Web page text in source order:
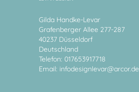
Gilda Handke-Levar
Grafenberger Allee 277-287
40237 Düsseldorf
Deutschland
Telefon: 017653917718
Email: infodesignlevar@arcor.de